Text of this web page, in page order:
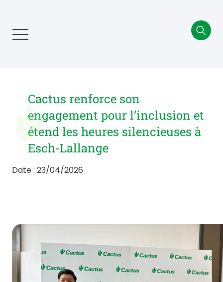
principalCactus renforce son
engagement pour l’inclusion et
étend les heures silencieuses à
Esch-Lallange
Date : 23/04/2026